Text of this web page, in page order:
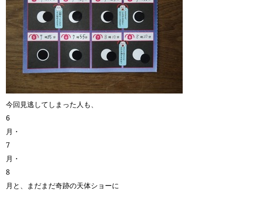
今回見逃してしまった人も、
6
月・
7
月・
8
月と、まだまだ奇跡の天体ショーに